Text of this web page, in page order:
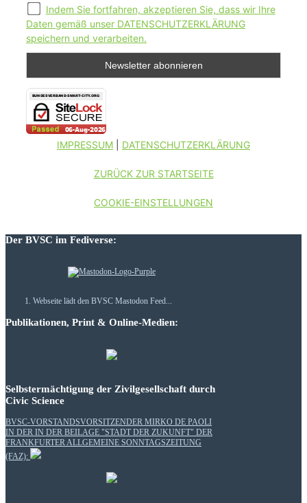
Indem Sie fortfahren, akzeptieren Sie, dass wir Ihre
Daten gemäß unser DATENSCHUTZERKLÄRUNG
speichern und verarbeiten.
IMPRESSUM DATENSCHUTZERKLÄRUNG
ZURÜCK ZUR STARTSEITE
COOKIE-EINSTELLUNGEN
Der BVSC im Fediverse:
Webseite lädt den BVSC Mastodon Feed...
Publikationen, Print & Online-Medien:
Selbstermächtigung der Zivilgesellschaft durch
Civic Science
BVSC-VORSTANDSVORSITZENDER MIRKO DE PAOLI
IN DER IN DER BEILAGE "STADT DER ZUKUNFT" DER
FRANKFURTER ALLGEMEINE SONNTAGSZEITUNG
(FAZ):